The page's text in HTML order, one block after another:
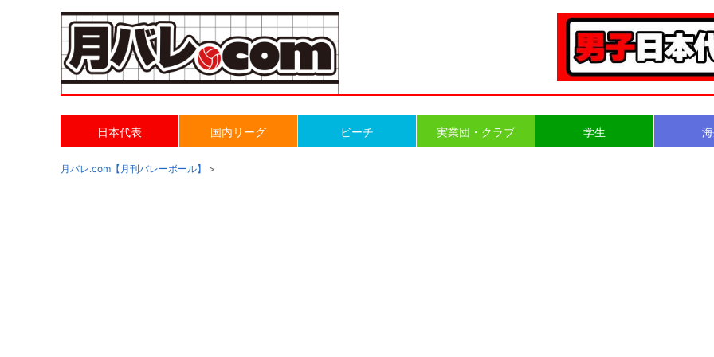
日本代表 国内リーグ ビーチ 実業団・クラブ 学生
月バレ.com【月刊バレーボール】 >